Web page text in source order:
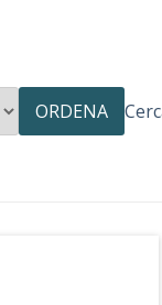
ORDENA